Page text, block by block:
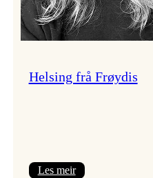
Helsing frå Frøydis
Les meir: